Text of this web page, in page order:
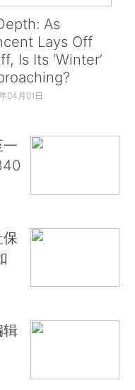
As
Lays Off
Is Its ‘Winter’
04月01日
保
辑